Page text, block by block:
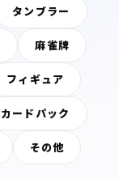
タンブラー
麻雀牌
フィギュア
カードパック
その他